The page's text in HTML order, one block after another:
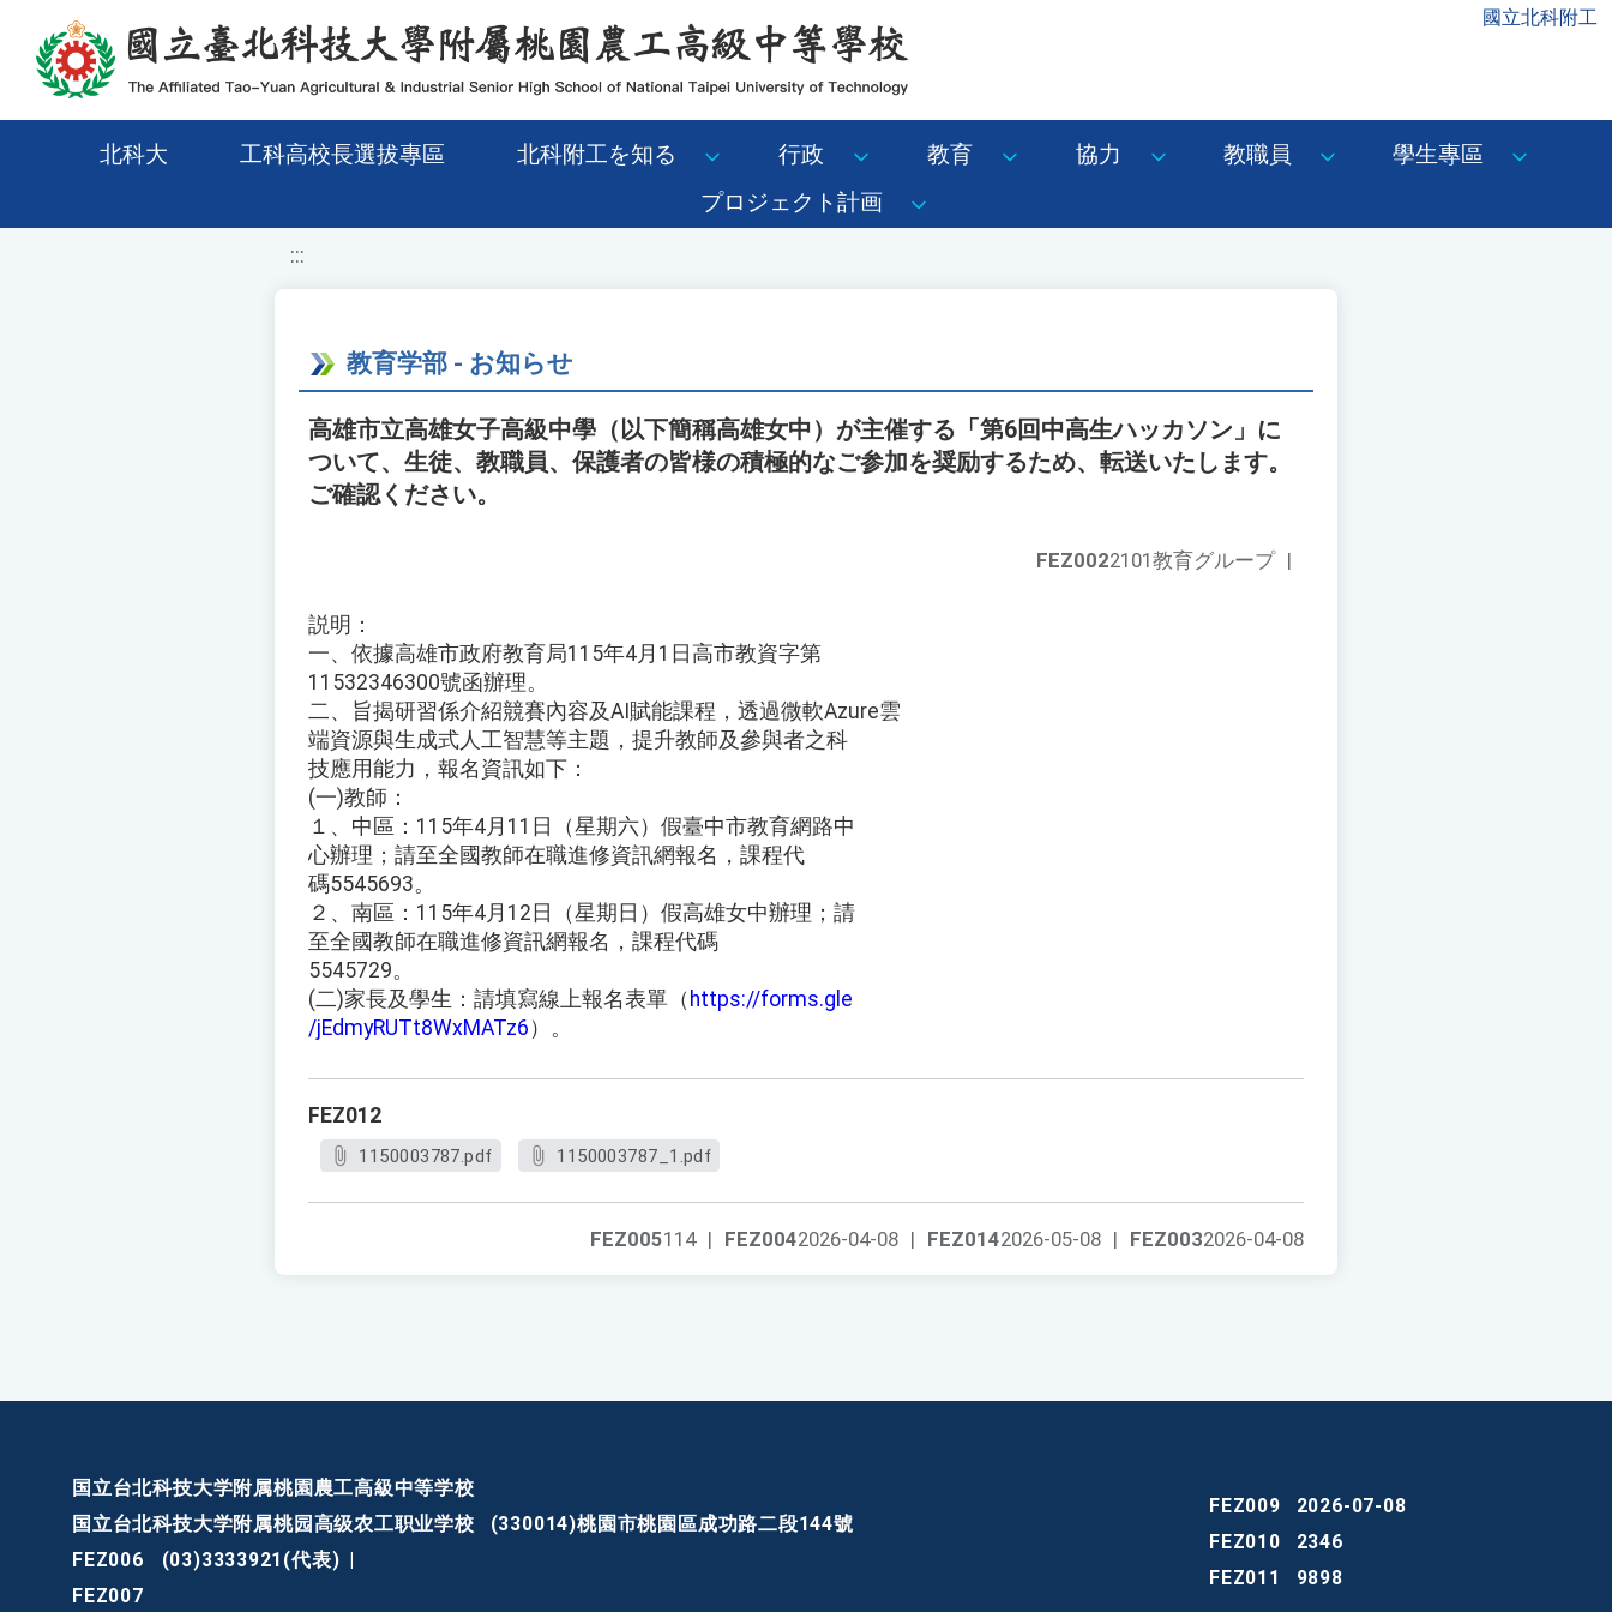
移至網頁之主要內容區位置 國立北科附工
北科大 工科高校長選拔專區 北科附工を知る 行政 教育 協力 教職員
學生專區
プロジェクト計画
:::
教育学部 - お知らせ
高雄市立高雄女子高級中學（以下簡稱高雄女中）が主催する「第6回中高生ハッカソン」に
ついて、生徒、教職員、保護者の皆様の積極的なご参加を奨励するため、転送いたします。
ご確認ください。
FEZ0022101教育グループ |
説明：
一、依據高雄市政府教育局115年4月1日高市教資字第
11532346300號函辦理。
二、旨揭研習係介紹競賽內容及AI賦能課程，透過微軟Azure雲
端資源與生成式人工智慧等主題，提升教師及參與者之科
技應用能力，報名資訊如下：
(一)教師：
１、中區：115年4月11日（星期六）假臺中市教育網路中
心辦理；請至全國教師在職進修資訊網報名，課程代
碼5545693。
２、南區：115年4月12日（星期日）假高雄女中辦理；請
至全國教師在職進修資訊網報名，課程代碼
5545729。
(二)家長及學生：請填寫線上報名表單（ https://forms.gle
/jEdmyRUTt8WxMATz6 ）。
FEZ012
1150003787.pdf 1150003787_1.pdf
FEZ0032026-04-08
FEZ0142026-05-08 |
FEZ0042026-04-08 |
FEZ005114 |
国立台北科技大学附属桃園農工高級中等学校
国立台北科技大学附属桃园高级农工职业学校
(330014)桃園市桃園區成功路二段144號
FEZ006
(03)3333921(代表)
FEZ007
FEZ009
2026-07-08
FEZ010
2346
FEZ011
9898